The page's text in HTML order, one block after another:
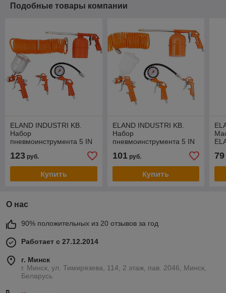
Подобные товары компании
ELAND INDUSTRI KB.
Набор
пневмоинструмента 5 IN
123 руб.
Купить
ELAND INDUSTRI KB.
Набор
пневмоинструмента 5 IN
101руб.
Купить
79
О нас
90% положительных из 20 отзывов за год
Работает с 27.12.2014
г. Минск
г. Минск, ул. Тимирязева, 114, 2 этаж, пав. 2046, Минск,
Беларусь